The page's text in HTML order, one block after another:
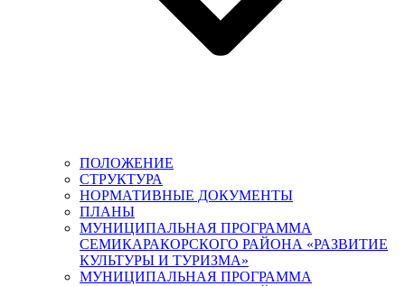
ПОЛОЖЕНИЕ
СТРУКТУРА
НОРМАТИВНЫЕ ДОКУМЕНТЫ
ПЛАНЫ
МУНИЦИПАЛЬНАЯ ПРОГРАММА
СЕМИКАРАКОРСКОГО РАЙОНА «РАЗВИТИЕ
КУЛЬТУРЫ И ТУРИЗМА»
МУНИЦИПАЛЬНАЯ ПРОГРАММА